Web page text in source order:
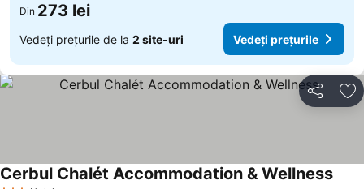
Din 273 lei
Vedeți prețurile de la 2 site-uri Vedeți prețurile
Distribuiți
Cerbul Chalét Accommodation & Wellness